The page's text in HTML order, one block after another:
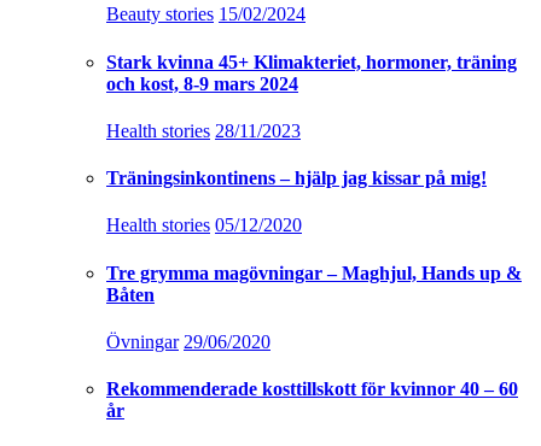
Beauty stories 15/02/2024
Stark kvinna 45+ Klimakteriet, hormoner, träning
och kost, 8-9 mars 2024
Health stories 28/11/2023
Träningsinkontinens – hjälp jag kissar på mig!
Health stories 05/12/2020
Tre grymma magövningar – Maghjul, Hands up &
Båten
Övningar 29/06/2020
Rekommenderade kosttillskott för kvinnor 40 – 60
år